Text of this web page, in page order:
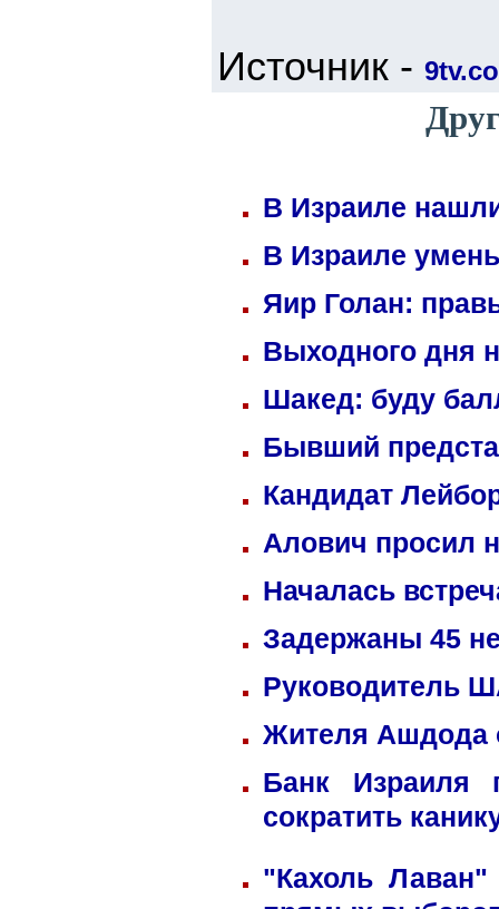
Источник -
В Израиле
В Израиле
Яир Голан:
Выходного дня
Шакед: буду
Бывший
Кандидат
Алович просил
Началась
Задержаны 45
Руководитель
Жителя Ашдода
Банк Израиля
сократить
"Кахоль